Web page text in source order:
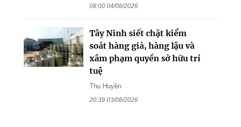
08:00 04/08/2026
Tây Ninh siết chặt kiểm
soát hàng giả, hàng lậu và
xâm phạm quyền sở hữu trí
tuệ
Thu Huyền
20:39 03/08/2026